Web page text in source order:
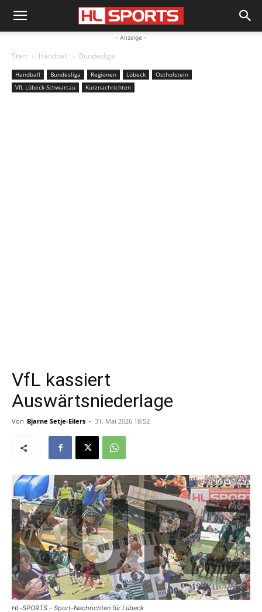
- Anzeige -
Start Handball Bundesliga
Handball Bundesliga Regionen Lübeck
Ostholstein
VfL Lübeck-Schwartau
Kurznachrichten
VfL kassiert
Auswärtsniederlage
Von Bjarne Setje-Eilers - 31. Mai 2026 18:52
HL-SPORTS - Sport-Nachrichten für Lübeck